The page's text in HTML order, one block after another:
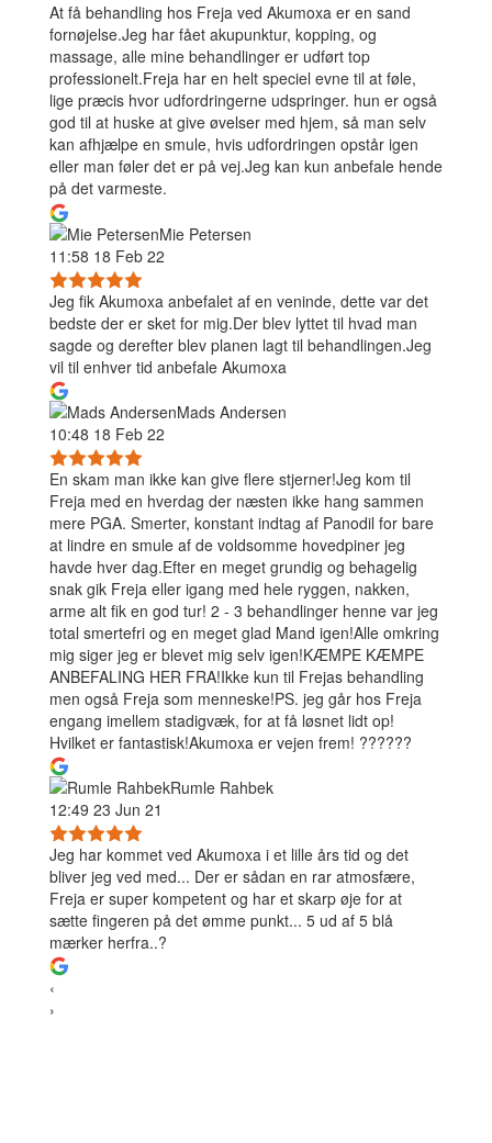
At få behandling hos Freja ved Akumoxa er en sand
fornøjelse.Jeg har fået akupunktur, kopping, og
massage, alle mine behandlinger er udført top
professionelt.Freja har en helt speciel evne til at føle,
lige præcis hvor udfordringerne udspringer. hun er også
god til at huske at give øvelser med hjem, så man selv
kan afhjælpe en smule, hvis udfordringen opstår igen
eller man føler det er på vej.Jeg kan kun anbefale hende
på det varmeste.
Mie Petersen
11:58 18 Feb 22
Jeg fik Akumoxa anbefalet af en veninde, dette var det
bedste der er sket for mig.Der blev lyttet til hvad man
sagde og derefter blev planen lagt til behandlingen.Jeg
vil til enhver tid anbefale Akumoxa
Mads Andersen
10:48 18 Feb 22
En skam man ikke kan give flere stjerner!Jeg kom til
Freja med en hverdag der næsten ikke hang sammen
mere PGA. Smerter, konstant indtag af Panodil for bare
at lindre en smule af de voldsomme hovedpiner jeg
havde hver dag.Efter en meget grundig og behagelig
snak gik Freja eller igang med hele ryggen, nakken,
arme alt fik en god tur! 2 - 3 behandlinger henne var jeg
total smertefri og en meget glad Mand igen!Alle omkring
mig siger jeg er blevet mig selv igen!KÆMPE KÆMPE
ANBEFALING HER FRA!Ikke kun til Frejas behandling
men også Freja som menneske!PS. jeg går hos Freja
engang imellem stadigvæk, for at få løsnet lidt op!
Hvilket er fantastisk!Akumoxa er vejen frem! ??????
Rumle Rahbek
12:49 23 Jun 21
Jeg har kommet ved Akumoxa i et lille års tid og det
bliver jeg ved med... Der er sådan en rar atmosfære,
Freja er super kompetent og har et skarp øje for at
sætte fingeren på det ømme punkt... 5 ud af 5 blå
mærker herfra..?
‹
›